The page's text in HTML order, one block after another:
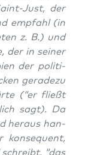
Just, der
emp­fahl (in
z. B.) und
der in sei­ner
der poli­ti­
gera­de­zu
(“er fließt
sagt). Da
her­aus han­
“das